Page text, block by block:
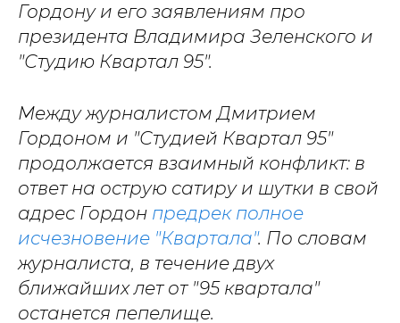
Гордону и его заявлениям про
президента Владимира Зеленского и
"Студию Квартал 95".
Между журналистом Дмитрием
Гордоном и "Студией Квартал 95"
продолжается взаимный конфликт: в
ответ на острую сатиру и шутки в свой
адрес Гордон предрек полное
исчезновение "Квартала". По словам
журналиста, в течение двух
ближайших лет от "95 квартала"
останется пепелище.